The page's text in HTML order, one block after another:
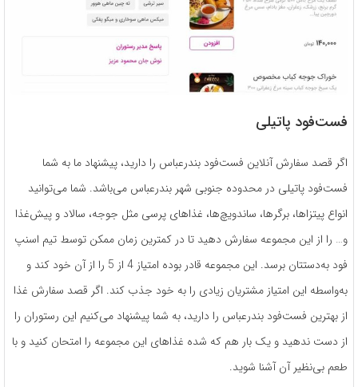
فست‌فود پاتیلی
اگر قصد سفارش آنلاین فست‌فود بندرعباس را دارید، پیشنهاد ما به شما
فست‌فود پاتیلی در محدوده جنوبی شهر بندرعباس می‌باشد. شما می‌توانید
انواع پیتزاها، برگرها، ساندویچ‌ها، غذاهای پرسی مثل جوجه، سالاد و پیش‌غذا
و… را از این مجموعه سفارش دهید تا در کمترین زمان ممکن توسط تیم اسنپ
فود به‌دستتان برسد. این مجموعه قادر بوده امتیاز 4 از 5 را از آن خود کند و
به‌واسطه این امتیاز مشتریان زیادی را به خود جذب کند. اگر قصد سفارش غذا
از بهترین فست‌فود بندرعباس را دارید، به شما پیشنهاد می‌کنیم این رستوران را
از دست ندهید و یک بار هم که شده غذاهای این مجموعه را امتحان کنید و با
طعم بی‌نظیر آن آشنا شوید.